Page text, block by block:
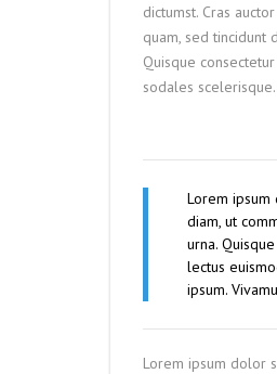
dictumst. Cras
quam, sed tincidunt
Quisque
sodales
Lorem ipsum
diam, ut
urna.
lectus
ipsum.
Lorem ipsum dolor